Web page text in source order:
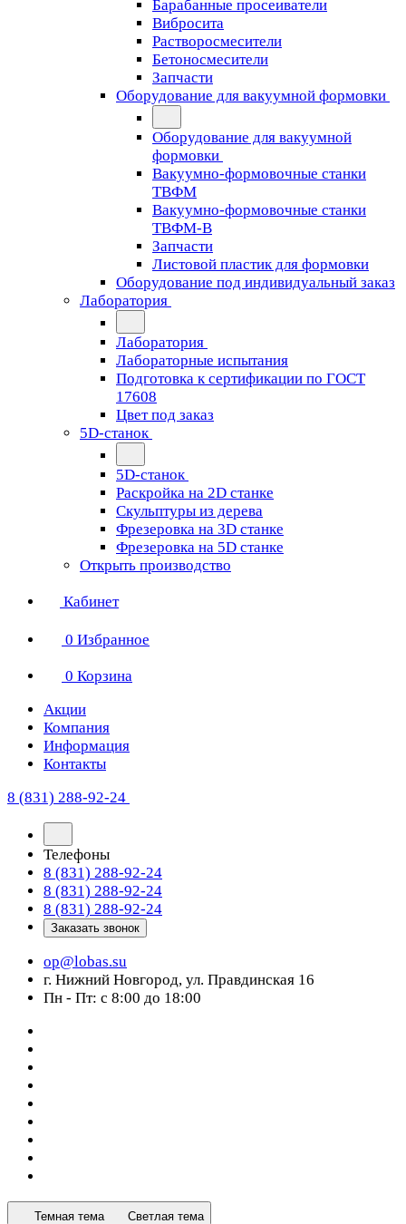
Барабанные просеиватели
Вибросита
Растворосмесители
Бетоносмесители
Запчасти
Оборудование для вакуумной формовки
Оборудование для вакуумной
формовки
Вакуумно-формовочные станки
ТВФМ
Вакуумно-формовочные станки
ТВФМ-В
Запчасти
Листовой пластик для формовки
Оборудование под индивидуальный заказ
Лаборатория
Лаборатория
Лабораторные испытания
Подготовка к сертификации по ГОСТ
17608
Цвет под заказ
5D-станок
5D-станок
Раскройка на 2D станке
Скульптуры из дерева
Фрезеровка на 3D станке
Фрезеровка на 5D станке
Открыть производство
Кабинет
0 Избранное
0 Корзина
Акции
Компания
Информация
Контакты
8 (831) 288-92-24
Телефоны
8 (831) 288-92-24
8 (831) 288-92-24
8 (831) 288-92-24
Заказать звонок
op@lobas.su
г. Нижний Новгород, ул. Правдинская 16
Пн - Пт: с 8:00 до 18:00
Темная тема Светлая тема